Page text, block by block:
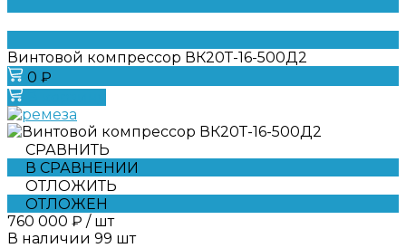
Винтовой компрессор ВК20Т-16-500Д2
0 ₽
СРАВНИТЬ
В СРАВНЕНИИ
ОТЛОЖИТЬ
ОТЛОЖЕН
760 000 ₽ / шт
В наличии 99 шт